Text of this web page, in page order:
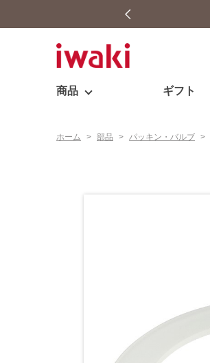
商品 ギフト
ホーム > 部品 > パッキン・バルブ >